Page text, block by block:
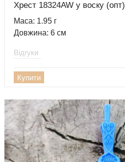
Хрест 18324AW у воску (опт)
Маса: 1.95 г
Довжина: 6 см
Відгуки
Купити